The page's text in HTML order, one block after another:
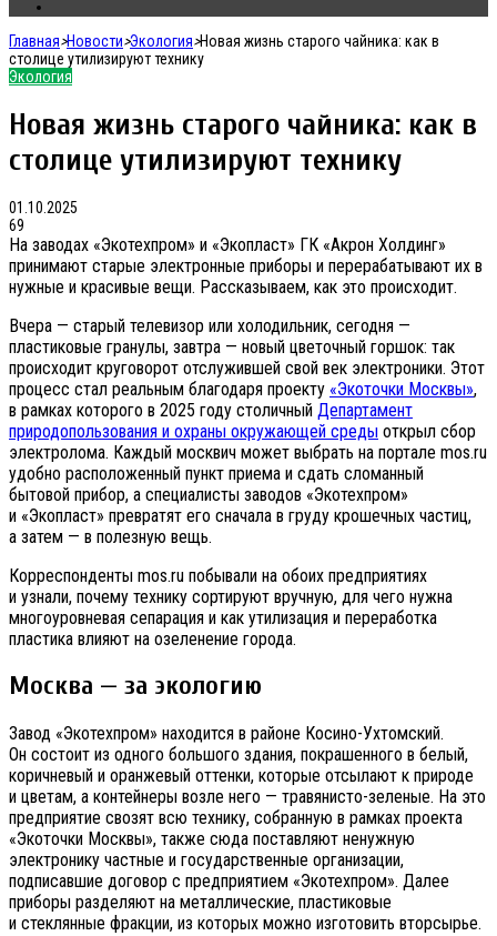
Главная>Новости>Экология>Новая жизнь старого чайника: как в
столице утилизируют технику
Экология
Новая жизнь старого чайника: как в
столице утилизируют технику
01.10.2025
69
На заводах «Экотехпром» и «Экопласт» ГК «Акрон Холдинг»
принимают старые электронные приборы и перерабатывают их в
нужные и красивые вещи. Рассказываем, как это происходит.
Вчера — старый телевизор или холодильник, сегодня —
пластиковые гранулы, завтра — новый цветочный горшок: так
происходит круговорот отслужившей свой век электроники. Этот
процесс стал реальным благодаря проекту «Экоточки Москвы»,
в рамках которого в 2025 году столичный Департамент
природопользования и охраны окружающей среды открыл сбор
электролома. Каждый москвич может выбрать на портале mos.ru
удобно расположенный пункт приема и сдать сломанный
бытовой прибор, а специалисты заводов «Экотехпром»
и «Экопласт» превратят его сначала в груду крошечных частиц,
а затем — в полезную вещь.
Корреспонденты mos.ru побывали на обоих предприятиях
и узнали, почему технику сортируют вручную, для чего нужна
многоуровневая сепарация и как утилизация и переработка
пластика влияют на озеленение города.
Москва — за экологию
Завод «Экотехпром» находится в районе Косино-Ухтомский.
Он состоит из одного большого здания, покрашенного в белый,
коричневый и оранжевый оттенки, которые отсылают к природе
и цветам, а контейнеры возле него — травянисто-зеленые. На это
предприятие свозят всю технику, собранную в рамках проекта
«Экоточки Москвы», также сюда поставляют ненужную
электронику частные и государственные организации,
подписавшие договор с предприятием «Экотехпром». Далее
приборы разделяют на металлические, пластиковые
и стеклянные фракции, из которых можно изготовить вторсырье.